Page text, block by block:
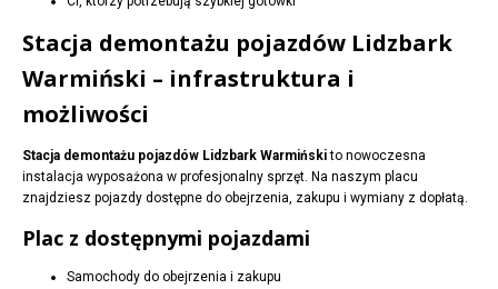
Stacja demontażu pojazdów Lidzbark
Warmiński – infrastruktura i
możliwości
Stacja demontażu pojazdów Lidzbark Warmińskito nowoczesna
instalacja wyposażona w profesjonalny sprzęt. Na naszym placu
znajdziesz pojazdy dostępne do obejrzenia, zakupu i wymiany z dopłatą.
Plac z dostępnymi pojazdami
Samochody do obejrzenia i zakupu